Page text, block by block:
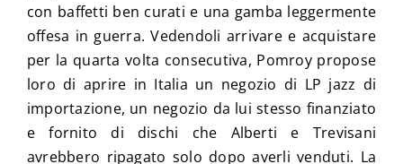
con baffetti ben curati e una gamba leggermente
offesa in guerra. Vedendoli arrivare e acquistare
per la quarta volta consecutiva, Pomroy propose
loro di aprire in Italia un negozio di LP jazz di
importazione, un negozio da lui stesso finanziato
e fornito di dischi che Alberti e Trevisani
avrebbero ripagato solo dopo averli venduti. La